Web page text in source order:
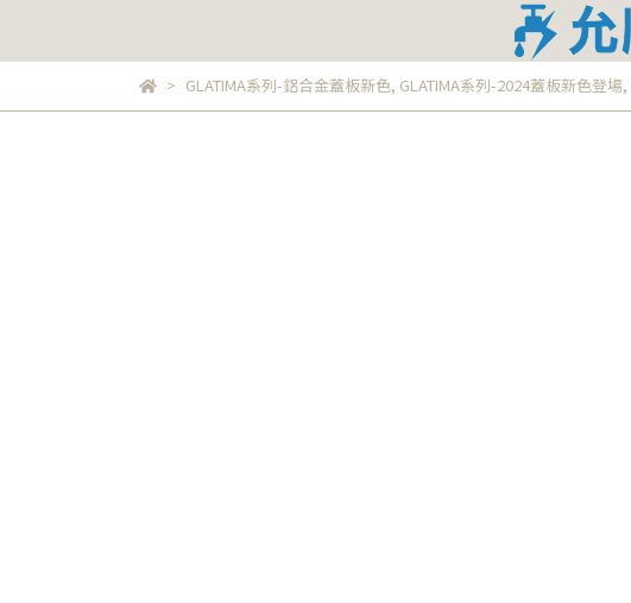
GLATIMA系列-鋁合金蓋板新色, GLATIMA系列-2024蓋板新色登場,